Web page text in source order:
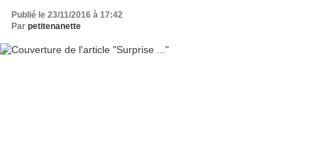
Publié le 23/11/2016 à 17:42
Par petitenanette